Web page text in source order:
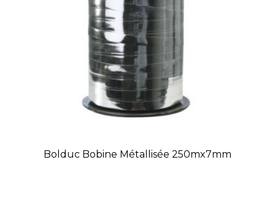
Bolduc Bobine Métallisée 250mx7mm